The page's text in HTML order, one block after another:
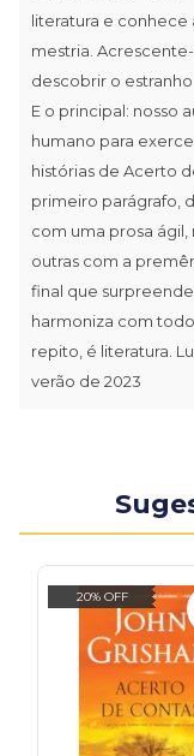
literatura e
mestria.
descobrir o
E o principal: nosso
humano para
histórias de Acerto
primeiro parágrafo,
com uma prosa ágil,
outras com a
final que
harmoniza com
repito, é literatura.
verão de 2023
20% OFF